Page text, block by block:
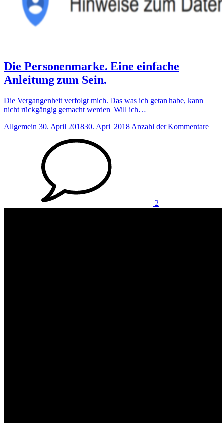
Die Personenmarke. Eine einfache
Anleitung zum Sein.
Die Vergangenheit verfolgt mich. Das was ich getan habe, kann
nicht rückgängig gemacht werden. Will ich…
Allgemein 30. April 201830. April 2018 Anzahl der Kommentare
2